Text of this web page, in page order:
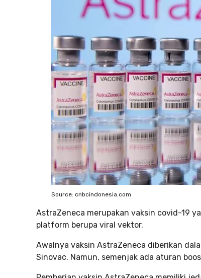
Source: cnbcindonesia.com
AstraZeneca merupakan vaksin covid-19
platform berupa viral vektor.
Awalnya vaksin AstraZeneca diberikan
Sinovac. Namun, semenjak ada aturan